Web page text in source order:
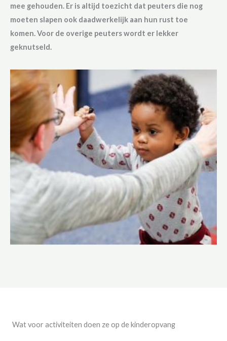
mee gehouden. Er is altijd toezicht dat peuters die nog
moeten slapen ook daadwerkelijk aan hun rust toe
komen. Voor de overige peuters wordt er lekker
geknutseld.
Wat voor activiteiten doen ze op de kinderopvang